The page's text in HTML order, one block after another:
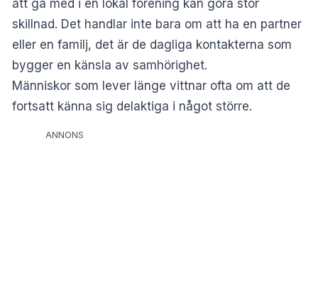
att gå med i en lokal förening kan göra stor
skillnad. Det handlar inte bara om att ha en partner
eller en familj, det är de dagliga kontakterna som
bygger en känsla av samhörighet.
Människor som lever länge vittnar ofta om att de
fortsatt känna sig delaktiga i något större.
ANNONS